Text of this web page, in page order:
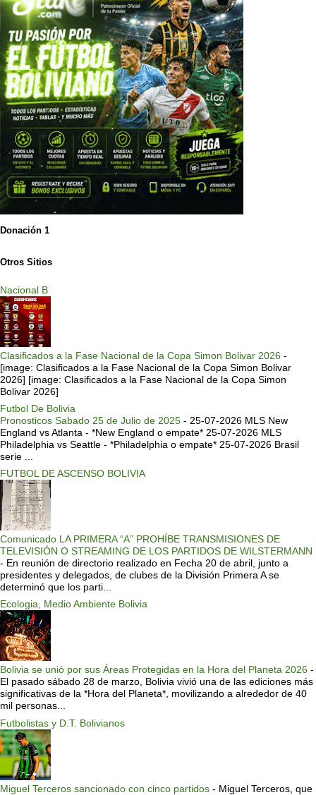
Donación 1
Otros Sitios
Nacional B
Clasificados a la Fase Nacional de la Copa Simon Bolivar 2026 -
[image: Clasificados a la Fase Nacional de la Copa Simon Bolivar
2026] [image: Clasificados a la Fase Nacional de la Copa Simon
Bolivar 2026]
Futbol De Bolivia
Pronosticos Sabado 25 de Julio de 2025 - 25-07-2026 MLS New
England vs Atlanta - *New England o empate* 25-07-2026 MLS
Philadelphia vs Seattle - *Philadelphia o empate* 25-07-2026 Brasil
serie ...
FUTBOL DE ASCENSO BOLIVIA
Comunicado LA PRIMERA “A” PROHÍBE TRANSMISIONES DE
TELEVISIÓN O STREAMING DE LOS PARTIDOS DE WILSTERMANN
- En reunión de directorio realizado en Fecha 20 de abril, junto a
presidentes y delegados, de clubes de la División Primera A se
determinó que los parti...
Ecologia, Medio Ambiente Bolivia
Bolivia se unió por sus Áreas Protegidas en la Hora del Planeta 2026 -
El pasado sábado 28 de marzo, Bolivia vivió una de las ediciones más
significativas de la *Hora del Planeta*, movilizando a alrededor de 40
mil personas...
Futbolistas y D.T. Bolivianos
Miguel Terceros sancionado con cinco partidos - Miguel Terceros, que